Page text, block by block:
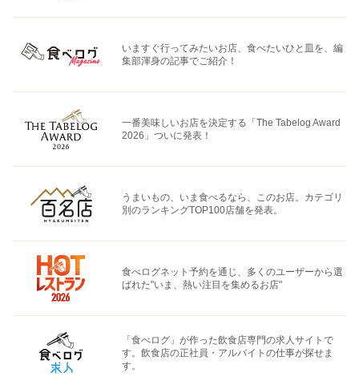
いますぐ行ってみたいお店、食べたいひと皿を、編
集部渾身の記事でご紹介！
一番美味しいお店を決定する「The Tabelog Award
2026」ついに発表！
うまいもの、いま食べるなら、このお店。カテゴリ
別のランキングTOP100店舗を発表。
食べログネット予約を通じ、多くのユーザーから選
ばれた"いま、熱い注目を集めるお店"
「食べログ」が作った飲食店専門の求人サイトで
す。飲食店の正社員・アルバイトの仕事が探せま
す。